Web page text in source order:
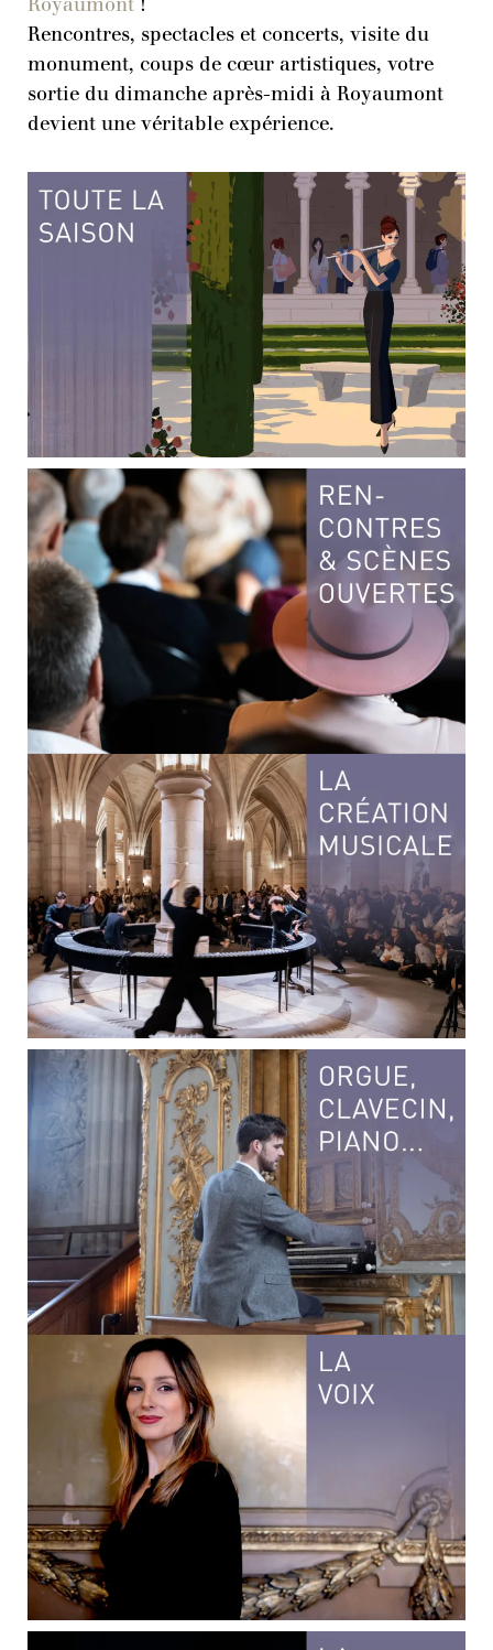
Rencontres, spectacles et concerts, visite du
monument, coups de cœur artistiques, votre
sortie du dimanche après-midi à Royaumont
devient une véritable expérience.